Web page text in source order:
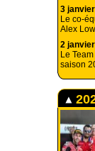
3
Le co-
Alex
2
Le
saison